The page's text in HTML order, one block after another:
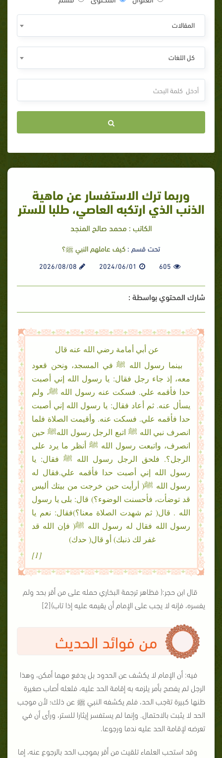
المقالات
كل اللغات
وربما ترك الاستفسار عن ماهية
الذنب الذي ارتكبه العاصي، طلبا للستر
الكاتب : محمد صالح المنجد
تحت قسم : كيف عاملهم النبي ﷺ؟
605
2024/06/01
2026/08/08
شارك المحتوي بواسطة :
عن أبي أمامة رضي الله عنه قال
بينما رسول الله ﷺ في المسجد، ونحن قعود
معه، إذ جاء رجل فقال: يا رسول الله إني أصبت
حدا فأقمه علي. فسكت عنه رسول الله ﷺ، ولم
يسأل عنه. ثم أعاد فقال: يا رسول الله إني أصبت
حدا فأقمه علي. فسكت عنه. وأقيمت الصلاة فلما
انصرف نبي الله ﷺ اتبع الرجل رسول اللهﷺ حين
انصرف، واتبعت رسول الله ﷺ أنظر ما يرد على
الرجل؟. فلحق الرجل رسول الله ﷺ فقال: يا
رسول الله إني أصبت حدا فأقمه علي.فقال له
رسول الله ﷺ( أرأيت حين خرجت من بيتك أليس
قد توضأت، فأحسنت الوضوء؟) قال: بلى يا رسول
الله . قال( ثم شهدت الصلاة معنا؟)فقال: نعم يا
رسول الله فقال له رسول الله ﷺ( فإن الله قد
غفر لك ذنبك) أو قال( حدك)
[1]
قال ابن حجر:( فظاهر ترجمة البخاري حمله على من أقر بحد ولم
يفسره، فإنه لا يجب على الإمام أن يقيمه عليه إذا تاب)[2]
من فوائد الحديث
فيه: أن الإمام لا يكشف عن الحدود بل يدفع مهما أمكن، وهذا
الرجل لم يفصح بأمر يلزمه به إقامة الحد عليه، فلعله أصاب صغيرة
ظنها كبيرة تةجب الحد، فلم يكشفه النبي ﷺ عن ذلك؛ لأن موجب
الحد لا يثبت بالاحتمال. وإنما لم يستفسر إيثارا للستر، ورأى أن في
تعرضه لإقامة الحد عليه ندما ورجوعا.
وقد استحب العلماء تلقيت من أقر بموجب الحد بالرجوع عنه، إما